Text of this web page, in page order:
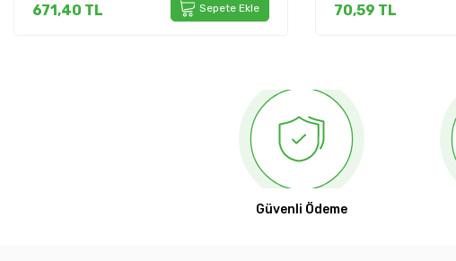
70,59TL Sepete Ekle 938,27TL
Güvenli Ödeme